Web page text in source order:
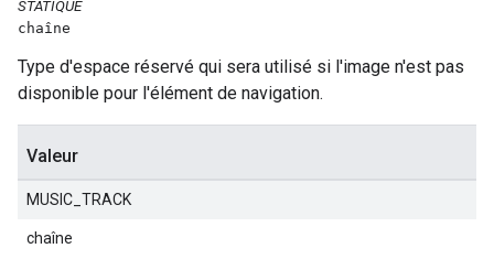
STATIQUE
chaîne
Type d'espace réservé qui sera utilisé si l'image n'est pas
disponible pour l'élément de navigation.
Valeur
MUSIC_TRACK
chaîne